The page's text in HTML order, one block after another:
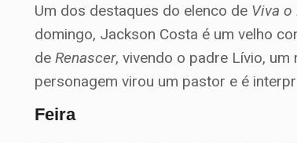
Um dos destaques do elenco de Viva o
domingo, Jackson Costa é um velho
deRenascer, vivendo o padre Lívio,
personagem virou um pastor e é
Feira